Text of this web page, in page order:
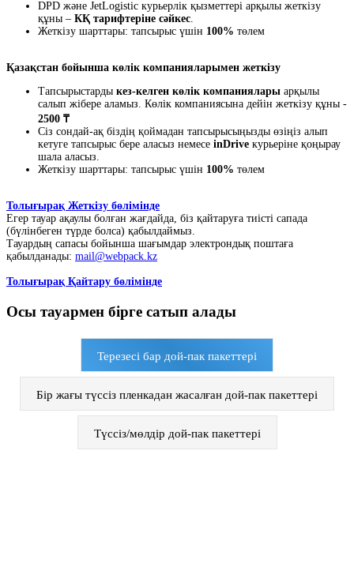
DPD және JetLogistic курьерлік қызметтері арқылы жеткізу
құны – КҚ тарифтеріне сәйкес.
Жеткізу шарттары: тапсырыс үшін 100% төлем
Қазақстан бойынша көлік компанияларымен жеткізу
Тапсырыстарды кез-келген көлік компаниялары арқылы
салып жібере аламыз. Көлік компаниясына дейін жеткізу құны -
2500 ₸
Сіз сондай-ақ біздің қоймадан тапсырысыңызды өзіңіз алып
кетуге тапсырыс бере аласыз немесе inDrive курьеріне қоңырау
шала аласыз.
Жеткізу шарттары: тапсырыс үшін 100% төлем
Толығырақ Жеткізу бөлімінде
Егер тауар ақаулы болған жағдайда, біз қайтаруға тиісті сапада
(бүлінбеген түрде болса) қабылдаймыз.
Тауардың сапасы бойынша шағымдар электрондық поштаға
қабылданады: mail@webpack.kz
Толығырақ Қайтару бөлімінде
Осы тауармен бірге сатып алады
Терезесі бар дой-пак пакеттері
Бір жағы түссіз пленкадан жасалған дой-пак пакеттері
Түссіз/мөлдір дой-пак пакеттері